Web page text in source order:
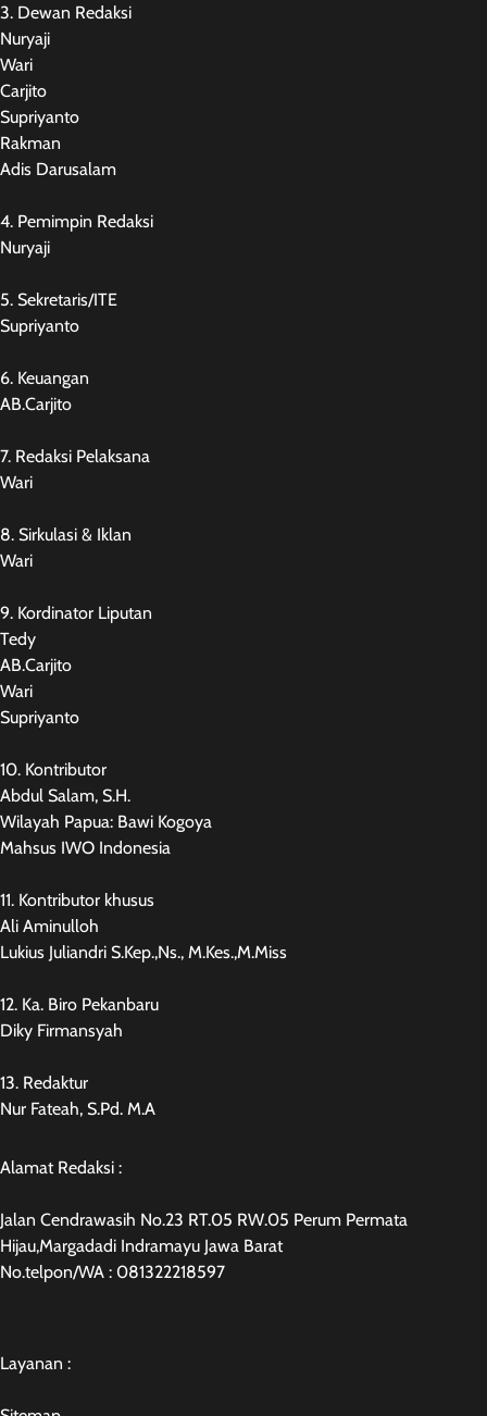
3. Dewan Redaksi
Nuryaji
Wari
Carjito
Supriyanto
Rakman
Adis Darusalam
4. Pemimpin Redaksi
Nuryaji
5. Sekretaris/ITE
Supriyanto
6. Keuangan
AB.Carjito
7. Redaksi Pelaksana
Wari
8. Sirkulasi & Iklan
Wari
9. Kordinator Liputan
Tedy
AB.Carjito
Wari
Supriyanto
10. Kontributor
Abdul Salam, S.H.
Wilayah Papua: Bawi Kogoya
Mahsus IWO Indonesia
11. Kontributor khusus
Ali Aminulloh
Lukius Juliandri S.Kep.,Ns., M.Kes.,M.Miss
12. Ka. Biro Pekanbaru
Diky Firmansyah
13. Redaktur
Nur Fateah, S.Pd. M.A
Alamat Redaksi :
Jalan Cendrawasih No.23 RT.05 RW.05 Perum Permata
Hijau,Margadadi Indramayu Jawa Barat
No.telpon/WA : 081322218597
Layanan :